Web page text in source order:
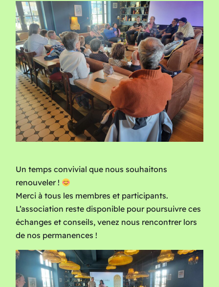
Un temps convivial que nous souhaitons
renouveler !
Merci à tous les membres et participants.
L’association reste disponible pour poursuivre ces
échanges et conseils, venez nous rencontrer lors
de nos permanences !